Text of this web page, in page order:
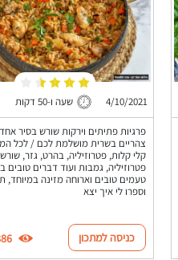
4/10/2021 שעה ו-50 דקות
פרגיות פתיתים וירקות שורש בסיר
צהריים בשרית מושלמת לכם / לכל
קלי קלות, פטרוזיליה, בהרט, גזר, שורש
פטרוזיליה, גמבות ועוד דברים טובים
טעמים טובים וארוחה מזינה במיוחד,
וספרו לי איך יצא
כניסה למתכון